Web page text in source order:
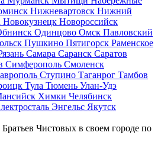
Нижневартовск Нижний
Новокузнецк Новороссийск
Одинцово Омск Павловский
Пушкино Пятигорск Раменское
Самара Саранск Саратов
Симферополь Смоленск
Ступино Таганрог Тамбов
Тула Тюмень Улан-Удэ
Химки Челябинск
Энгельс Якутск
Чистовых в своем городе по